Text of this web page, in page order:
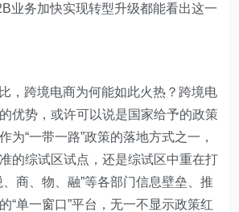
业务加快实现转型升级都能看出这一
，跨境电商为何能如此火热？跨境电
优势，或许可以说是国家给予的政策
“一带一路”政策的落地方式之一，
的综试区试点，还是综试区中重在打
商、物、融”等各部门信息壁垒、推
“单一窗口”平台，无一不显示政策红